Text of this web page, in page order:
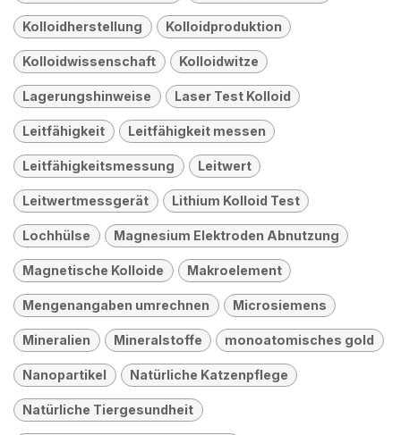
Kolloidherstellung Kolloidproduktion
Kolloidwissenschaft Kolloidwitze
Lagerungshinweise Laser Test Kolloid
Leitfähigkeit Leitfähigkeit messen
Leitfähigkeitsmessung Leitwert
Leitwertmessgerät Lithium Kolloid Test
Lochhülse Magnesium Elektroden Abnutzung
Magnetische Kolloide Makroelement
Mengenangaben umrechnen Microsiemens
Mineralien Mineralstoffe monoatomisches gold
Nanopartikel Natürliche Katzenpflege
Natürliche Tiergesundheit